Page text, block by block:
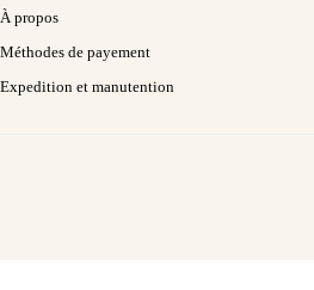
À propos
Méthodes de payement
Expedition et manutention